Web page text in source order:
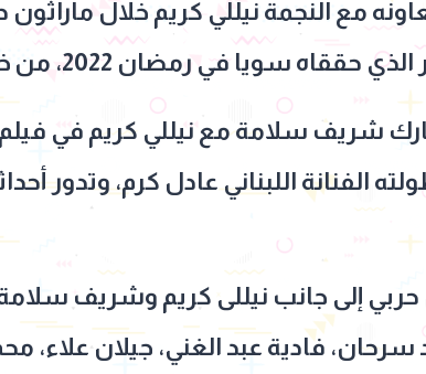
في رمضان 2022، من خلال مسلسل فاتن أمل حربي.
شريف سلامة مع نيللي كريم في فيلم
الفنانة اللبناني عادل كرم، وتدور
إلى جانب نيللى كريم وشريف
فادية عبد الغني، جيلان علاء، محمد